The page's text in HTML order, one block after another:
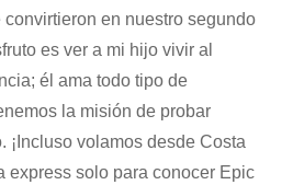
en nuestro segundo
es ver a mi hijo vivir al
él ama todo tipo de
la misión de probar
¡Incluso volamos desde Costa
express solo para conocer Epic